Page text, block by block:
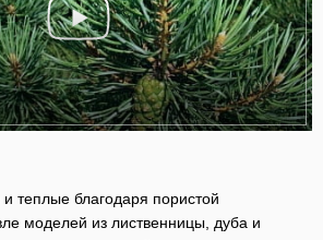
теплые благодаря пористой
моделей из лиственницы, дуба и